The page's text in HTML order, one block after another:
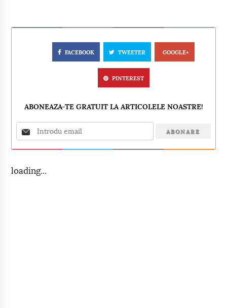
FACEBOOK TWEETER GOOGLE+
PINTEREST
ABONEAZA-TE GRATUIT LA ARTICOLELE NOASTRE!
loading...